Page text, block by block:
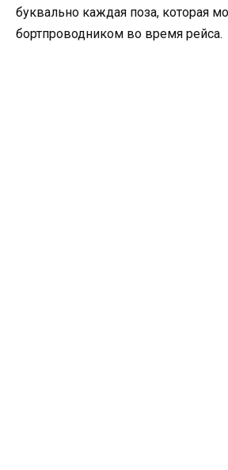
буквально каждая поза, которая
бортпроводником во время рейса.